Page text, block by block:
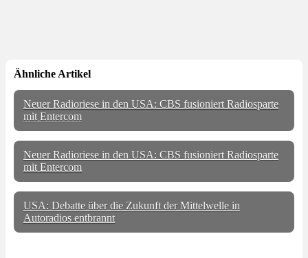
Ähnliche Artikel
Neuer Radioriese in den USA: CBS fusioniert Radiosparte
mit Entercom
Neuer Radioriese in den USA: CBS fusioniert Radiosparte
mit Entercom
USA: Debatte über die Zukunft der Mittelwelle in
Autoradios entbrannt